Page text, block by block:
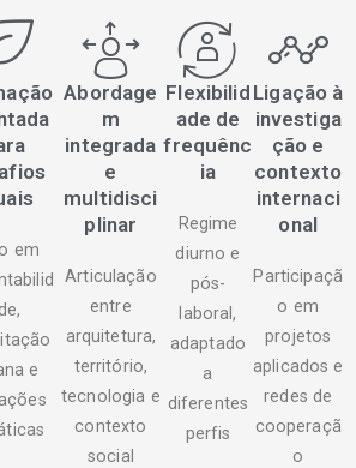
em
e
Abordage
m
integrada
e
multidisci
plinar
Articulação
entre
arquitetura,
território,
tecnologia e
contexto
social
Flexibilid
ade de
frequênc
ia
Regime
diurno e
pós-
laboral,
adaptado
a
diferentes
perfis
Ligação à
investiga
ção e
contexto
internaci
onal
Participaçã
o em
projetos
aplicados e
redes de
cooperaçã
o